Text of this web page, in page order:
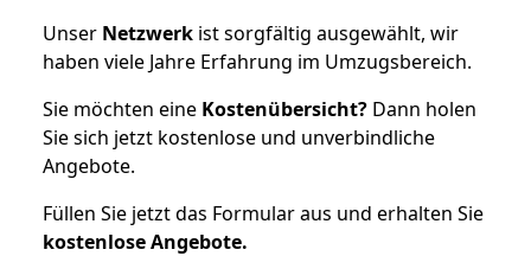
Unser Netzwerk ist sorgfältig ausgewählt, wir
haben viele Jahre Erfahrung im Umzugsbereich.
Sie möchten eine Kostenübersicht? Dann holen
Sie sich jetzt kostenlose und unverbindliche
Angebote.
Füllen Sie jetzt das Formular aus und erhalten Sie
kostenloseAngebote.